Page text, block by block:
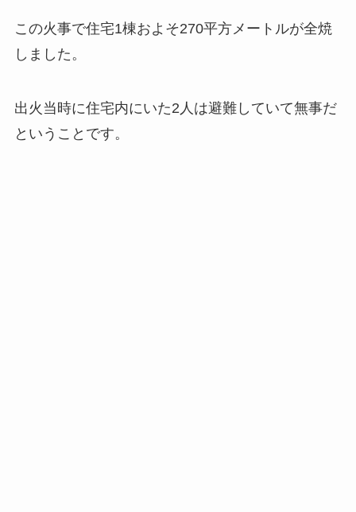
この火事で住宅1棟およそ270平方メートルが全焼
しました。
出火当時に住宅内にいた2人は避難していて無事だ
ということです。